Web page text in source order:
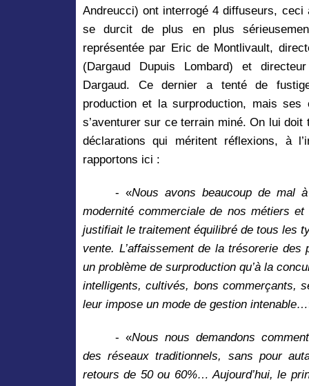
Andreucci) ont interrogé 4 diffuseurs, ceci
se durcit de plus en plus
représentée par Eric de Montlivault,
(Dargaud Dupuis Lombard) et
Dargaud. Ce dernier a tenté de
production et la surproduction, mais
s’aventurer sur ce terrain miné. On lui
déclarations qui méritent réflexions, à
rapportons ici :
- «Nous avons beaucoup de mal
modernité commerciale de nos métiers
justifiait le traitement équilibré de tous les
vente. L’affaissement de la trésorerie
un problème de surproduction qu’à la
intelligents, cultivés, bons commerçants,
leur impose un mode de gestion intenable…
- «Nous nous demandons
des réseaux traditionnels, sans pour
retours de 50 ou 60%… Aujourd’hui, le